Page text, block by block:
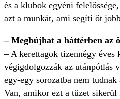
és a klubok egyéni
azt a munkát, ami segíti őt
– Megbújhat a háttérben az
– A kerettagok tizennégy éves
végigdolgozzák az utánpótlás
egy-egy sorozatba nem
Van, amikor ezt a tüzet